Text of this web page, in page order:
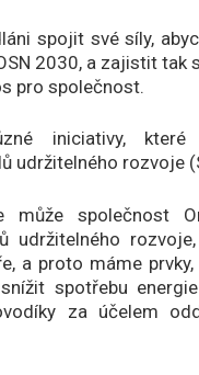
spojit své síly,
2030, a zajistit tak
pro společnost.
iniciativy,
udržitelného rozvoje
může společnost
udržitelného
a proto máme
spotřebu
za účelem